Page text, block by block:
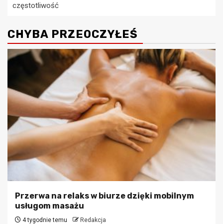
częstotliwość
CHYBA PRZEOCZYŁEŚ
Przerwa na relaks w biurze dzięki mobilnym
usługom masażu
4 tygodnie temu Redakcja